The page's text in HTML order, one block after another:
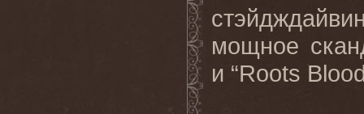
мощное
и “Roots